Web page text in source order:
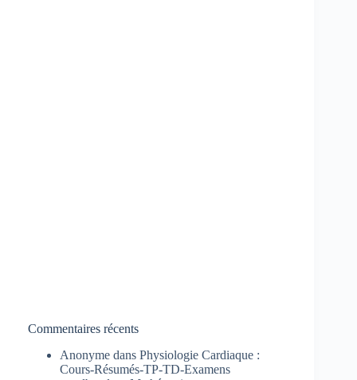
Commentaires récents
Anonyme dans Physiologie Cardiaque :
Cours-Résumés-TP-TD-Examens